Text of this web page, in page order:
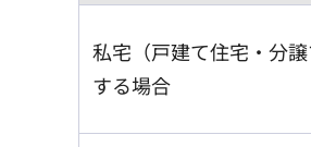
私宅（戸建て住宅・分
する場合